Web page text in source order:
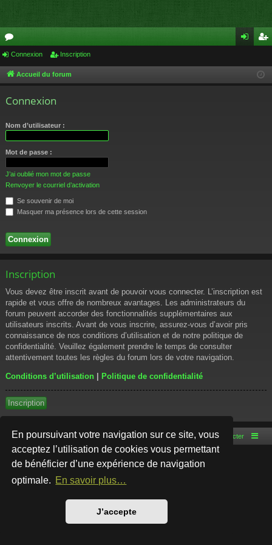
En poursuivant votre navigation sur ce site, vous
acceptez l’utilisation de cookies vous permettant
de bénéficier d’une expérience de navigation
optimale. En savoir plus…
J’accepte
or
u cri
Connexion Inscription
Accueil du forum
Connexion
Nom d’utilisateur :
Mot de passe :
J’ai oublié mon mot de passe
Renvoyer le courriel d’activation
Se souvenir de moi
Masquer ma présence lors de cette session
Inscription
Vous devez être inscrit avant de pouvoir vous connecter. L’inscription est
rapide et vous offre de nombreux avantages. Les administrateurs du
forum peuvent accorder des fonctionnalités supplémentaires aux
utilisateurs inscrits. Avant de vous inscrire, assurez-vous d’avoir pris
connaissance de nos conditions d’utilisation et de notre politique de
confidentialité. Veuillez également prendre le temps de consulter
attentivement toutes les règles du forum lors de votre navigation.
Conditions d’utilisation | Politique de confidentialité
Inscription
Accueil du forum Nous contacter
Développé parphpBB® Forum Software © phpBB Limited
Style par
Traduction française officielle